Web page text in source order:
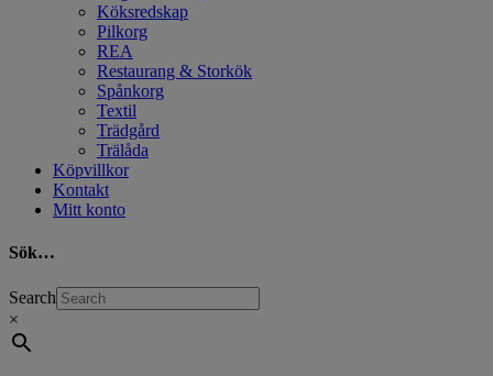
Köksredskap
Pilkorg
REA
Restaurang & Storkök
Spånkorg
Textil
Trädgård
Trälåda
Köpvillkor
Kontakt
Mitt konto
Sök…
Search
×